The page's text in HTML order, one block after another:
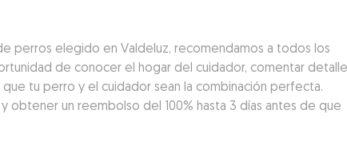
perros elegido en Valdeluz, recomendamos a todos los
de conocer el hogar del cuidador, comentar
tu perro y el cuidador sean la combinación perfecta.
obtener un reembolso del 100% hasta 3 días antes de que